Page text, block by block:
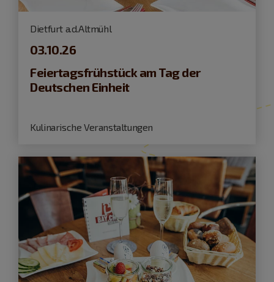
Dietfurt a.d.Altmühl
03.10.26
Feiertagsfrühstück am Tag der
Deutschen Einheit
Kulinarische Veranstaltungen